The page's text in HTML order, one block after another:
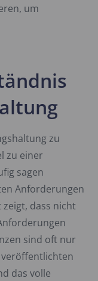
um
zu
zu einer
sagen
Anforderungen
dass nicht
sind oft nur
das volle